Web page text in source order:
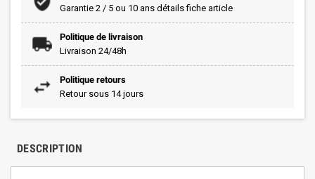
Garantie 2 / 5 ou 10 ans détails fiche article
Politique de livraison
Livraison 24/48h
Politique retours
Retour sous 14 jours
DESCRIPTION